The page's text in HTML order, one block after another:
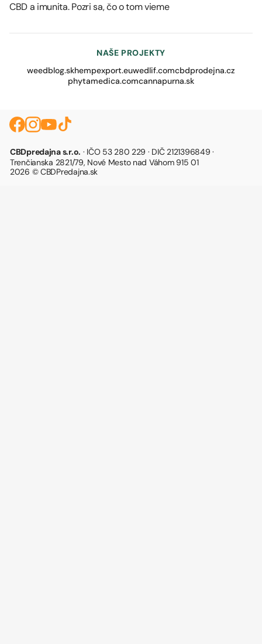
CBD a imunita. Pozri sa, čo o tom vieme
NAŠE PROJEKTY
weedblog.skhempexport.euwedlif.comcbdprodejna.cz
phytamedica.comcannapurna.sk
CBDpredajna s.r.o. · IČO 53 280 229 · DIČ 2121396849 ·
Trenčianska 2821/79, Nové Mesto nad Váhom 915 01
2026 © CBDPredajna.sk